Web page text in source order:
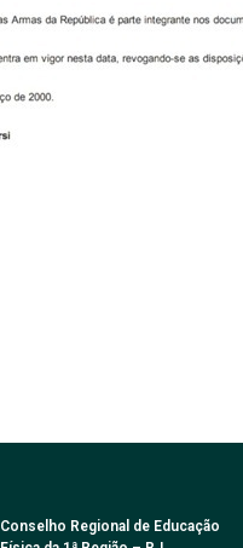
Conselho Regional de Educação